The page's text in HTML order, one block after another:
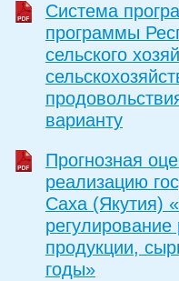
Система
программы
сельского
варианту
Прогнозная
реализацию
Саха (Якутия)
регулирование
продукции,
годы»